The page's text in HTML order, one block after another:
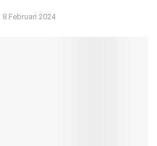
8 Februari 2024